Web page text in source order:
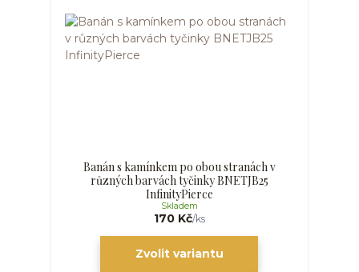
Banán s kamínkem po obou stranách v
různých barvách tyčinky BNETJB25
InfinityPierce
170 Kč/ks
Skladem
Zvolit variantu